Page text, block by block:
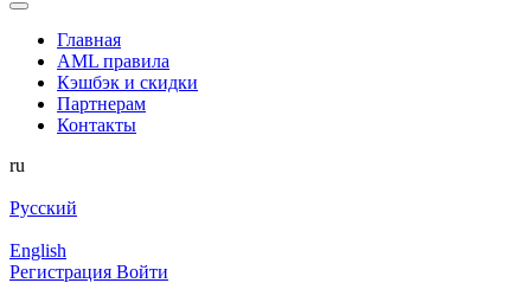
Главная
AML правила
Кэшбэк и cкидки
Партнерам
Контакты
ru
Русский
English
Регистрация Войти